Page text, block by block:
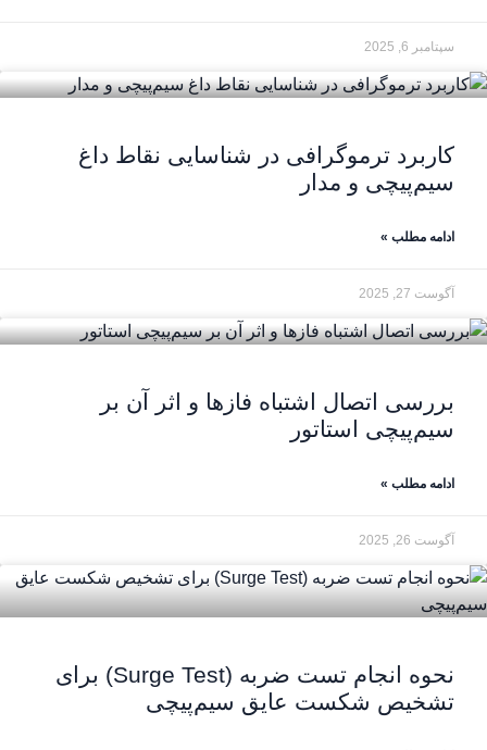
سپتامبر 6, 2025
کاربرد ترموگرافی در شناسایی نقاط داغ
سیم‌پیچی و مدار
ادامه مطلب »
آگوست 27, 2025
بررسی اتصال اشتباه فازها و اثر آن بر
سیم‌پیچی استاتور
ادامه مطلب »
آگوست 26, 2025
نحوه انجام تست ضربه (Surge Test) برای
تشخیص شکست عایق سیم‌پیچی